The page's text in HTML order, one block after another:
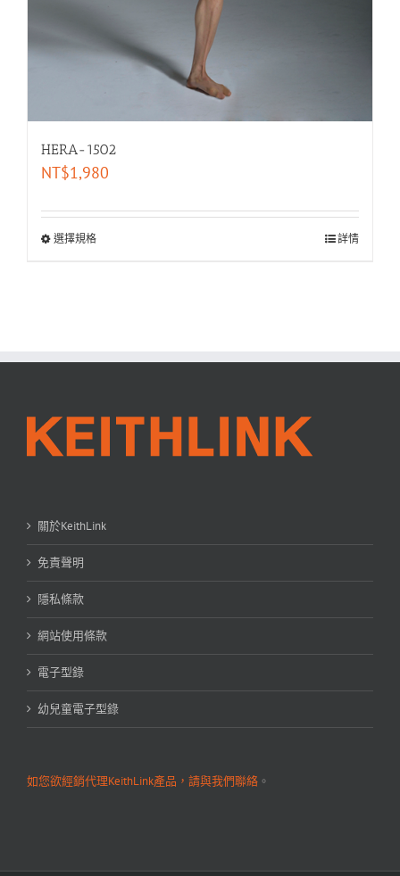
HERA-1502
NT$1,980
選擇規格 詳情
關於KeithLink
免責聲明
隱私條款
網站使用條款
電子型錄
幼兒童電子型錄
如您欲經銷代理KeithLink產品，請與我們聯絡 。